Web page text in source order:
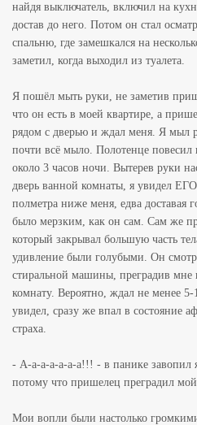
найдя выключатель, включил на
достав до него. Потом он стал
спальню, где замешкался на
заметил, когда выходил из туалета.
Я пошёл мыть руки, не заметив
что он есть в моей квартире, а
рядом с дверью и ждал меня. Я мыл
почти всё мыло. Полотенце повесил
около 3 часов ночи. Вытерев руки
дверь ванной комнаты, я увидел
полметра ниже меня, едва доставая
было мерзким, как он сам. Сам же
который закрывал большую часть
удивление были голубыми. Он
стиральной машины, преградив мне
комнату. Вероятно, ждал не менее 5-
увидел, сразу же впал в состояние
страха.
- А-а-а-а-а-а-а!!! - в панике
потому что пришелец преградил
Мои вопли были настолько